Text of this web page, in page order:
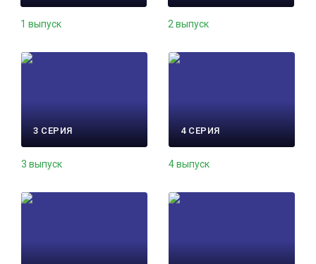
1 выпуск 2 выпуск
3 СЕРИЯ
3 выпуск
4 СЕРИЯ
4 выпуск